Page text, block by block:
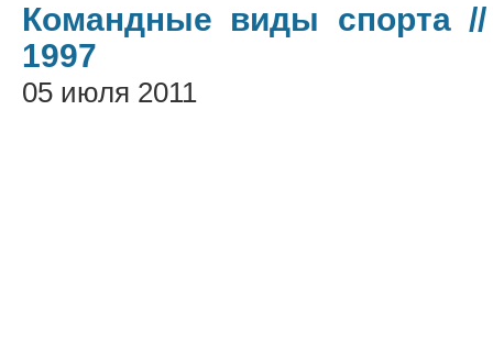
Командные виды спорта//
1997
05 июля 2011